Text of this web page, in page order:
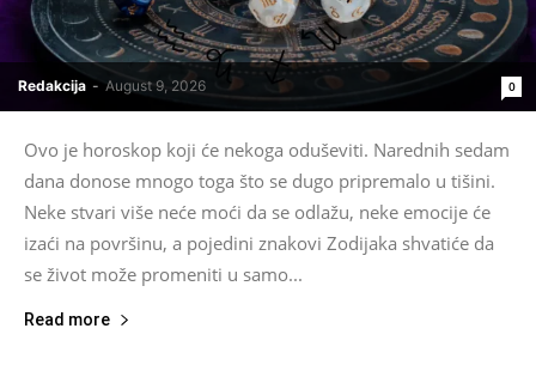
Redakcija - August 9, 2026 0
Ovo je horoskop koji će nekoga oduševiti. Narednih sedam
dana donose mnogo toga što se dugo pripremalo u tišini.
Neke stvari više neće moći da se odlažu, neke emocije će
izaći na površinu, a pojedini znakovi Zodijaka shvatiće da
se život može promeniti u samo...
Read more